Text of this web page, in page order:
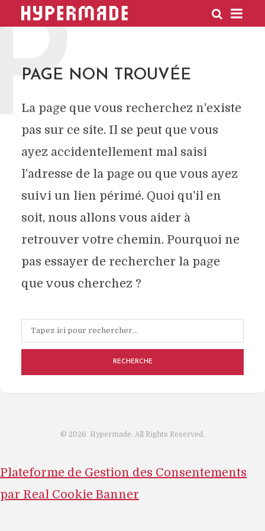
HYPERMADE
PAGE NON TROUVÉE
La page que vous recherchez n'existe
pas sur ce site. Il se peut que vous
ayez accidentellement mal saisi
l'adresse de la page ou que vous ayez
suivi un lien périmé. Quoi qu'il en
soit, nous allons vous aider à
retrouver votre chemin. Pourquoi ne
pas essayer de rechercher la page
que vous cherchez ?
RECHERCHE
© 2026 Hypermade. All Rights Reserved.
Plateforme de Gestion des Consentements
par Real Cookie Banner